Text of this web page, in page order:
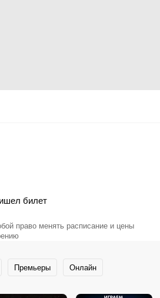
билет
право менять расписание и цены
Премьеры Онлайн